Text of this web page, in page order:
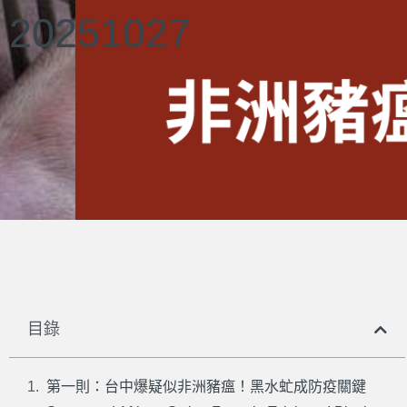
20251027
目錄
第一則：台中爆疑似非洲豬瘟！黑水虻成防疫關鍵